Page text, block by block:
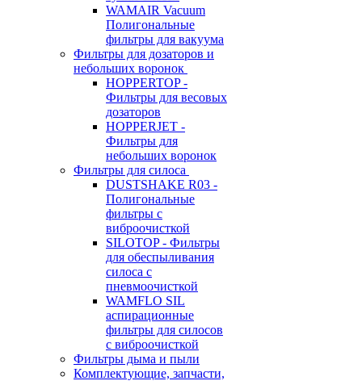
WAMAIR Vacuum
Полигональные
фильтры для вакуума
Фильтры для дозаторов и
небольших воронок
HOPPERTOP -
Фильтры для весовых
дозаторов
HOPPERJET -
Фильтры для
небольших воронок
Фильтры для силоса
DUSTSHAKE R03 -
Полигональные
фильтры с
виброочисткой
SILOTOP - Фильтры
для обеспыливания
силоса c
пневмоочисткой
WAMFLO SIL
аспирационные
фильтры для силосов
с виброочисткой
Фильтры дыма и пыли
Комплектующие, запчасти,